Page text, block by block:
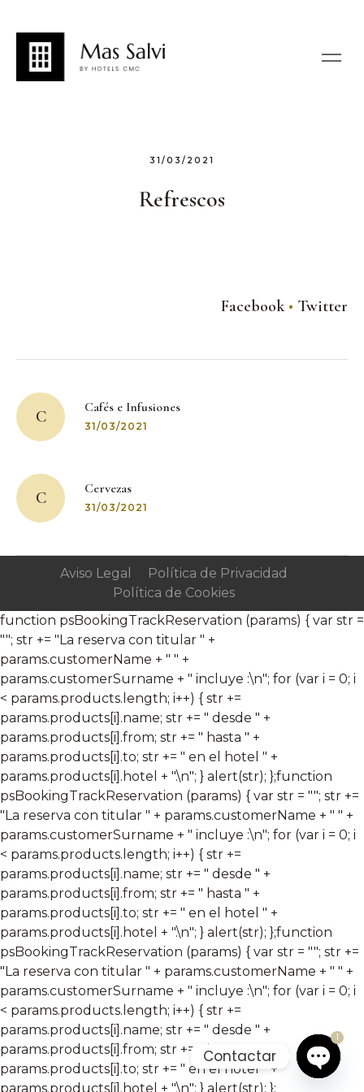
31/03/2021
Refrescos
Facebook Twitter
navigation
C Cafés e Infusiones
31/03/2021
C Cervezas
31/03/2021
Aviso Legal
Política de Privacidad
Política de Cookies
function psBookingTrackReservation (params) { var str =
""; str += "La reserva con titular " +
params.customerName + " " +
params.customerSurname + " incluye :\n"; for (var i = 0; i
< params.products.length; i++) { str +=
params.products[i].name; str += " desde " +
params.products[i].from; str += " hasta " +
params.products[i].to; str += " en el hotel " +
params.products[i].hotel + ".\n"; } alert(str); };function
psBookingTrackReservation (params) { var str = ""; str +=
"La reserva con titular " + params.customerName + " " +
params.customerSurname + " incluye :\n"; for (var i = 0; i
< params.products.length; i++) { str +=
params.products[i].name; str += " desde " +
params.products[i].from; str += " hasta " +
params.products[i].to; str += " en el hotel " +
params.products[i].hotel + ".\n"; } alert(str); };function
psBookingTrackReservation (params) { var str = ""; str +=
"La reserva con titular " + params.customerName + " " +
params.customerSurname + " incluye :\n"; for (var i = 0; i
< params.products.length; i++) { str +=
params.products[i].name; str += " desde " +
params.products[i].from; str += " hasta " +
params.products[i].to; str += " en el hotel " +
params.products[i].hotel + ".\n"; } alert(str); };
Contactar
1